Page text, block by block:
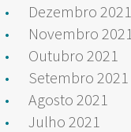
Dezembro 2021
Novembro 2021
Outubro 2021
Setembro 2021
Agosto 2021
Julho 2021